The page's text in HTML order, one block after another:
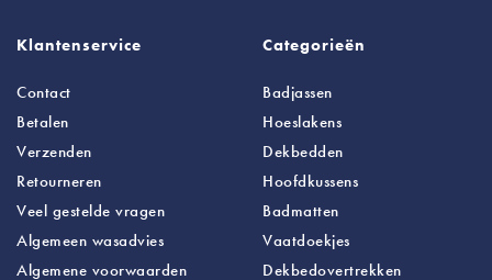
Klantenservice
Contact
Betalen
Verzenden
Retourneren
Veel gestelde vragen
Algemeen wasadvies
Algemene voorwaarden
Categorieën
Badjassen
Hoeslakens
Dekbedden
Hoofdkussens
Badmatten
Vaatdoekjes
Dekbedovertrekken